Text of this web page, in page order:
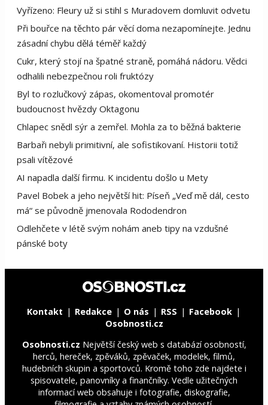
Vyřízeno: Fleury už si stihl s Muradovem domluvit odvetu
Při bouřce na těchto pár věcí doma nezapomínejte. Jednu
zásadní chybu dělá téměř každý
Cukr, který stojí na špatné straně, pomáhá nádoru. Vědci
odhalili nebezpečnou roli fruktózy
Byl to rozlučkový zápas, okomentoval promotér
budoucnost hvězdy Oktagonu
Chlapec snědl sýr a zemřel. Mohla za to běžná bakterie
Barbaři nebyli primitivní, ale sofistikovaní. Historii totiž
psali vítězové
AI napadla další firmu. K incidentu došlo u Mety
Pavel Bobek a jeho největší hit: Píseň „Veď mě dál, cesto
má“ se původně jmenovala Rododendron
Odlehčete v létě svým nohám aneb tipy na vzdušné
pánské boty
Kontakt Redakce O nás RSS
Facebook
Osobnosti.cz
Osobnosti.cz Největší český web s databází osobností,
herců, hereček, zpěváků, zpěvaček, modelek, filmů,
hudebních skupin a sportovců. Kromě toho zde najdete i
spisovatele, panovníky a finančníky. Vedle užitečných
informací web obsahuje i fotografie, diskografie,